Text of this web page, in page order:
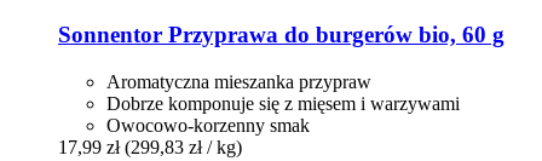
Sonnentor Przyprawa do burgerów bio, 60 g
Aromatyczna mieszanka przypraw
Dobrze komponuje się z mięsem i warzywami
Owocowo-korzenny smak
17,99 zł (299,83 zł / kg)